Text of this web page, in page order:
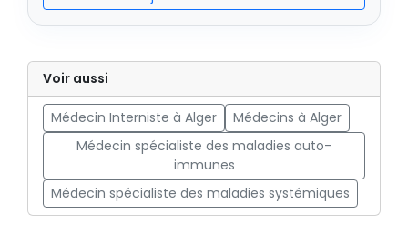
Voir aussi
Médecin Interniste à Alger
Médecins à Alger
Médecin spécialiste des maladies auto-
immunes
Médecin spécialiste des maladies systémiques